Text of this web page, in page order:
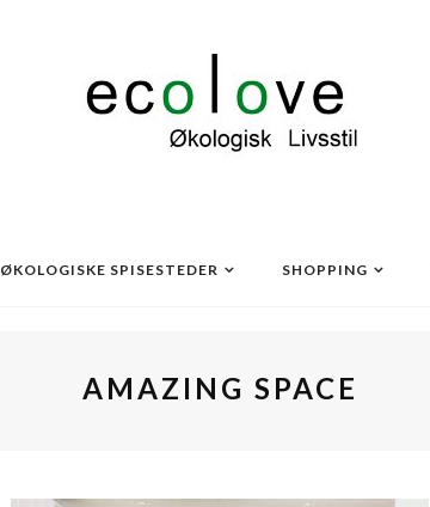
ØKOLOGISKE SPISESTEDER SHOPPING
AMAZING SPACE